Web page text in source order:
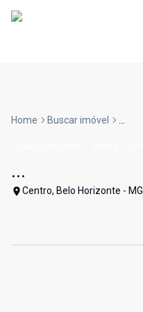
Home Buscar imóvel ...
...
Centro, Belo Horizonte - MG